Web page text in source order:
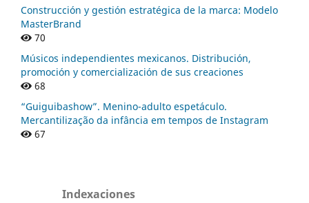
Construcción y gestión estratégica de la marca: Modelo
MasterBrand
70
Músicos independientes mexicanos. Distribución,
promoción y comercialización de sus creaciones
68
“Guiguibashow”. Menino-adulto espetáculo.
Mercantilização da infância em tempos de Instagram
67
Indexaciones